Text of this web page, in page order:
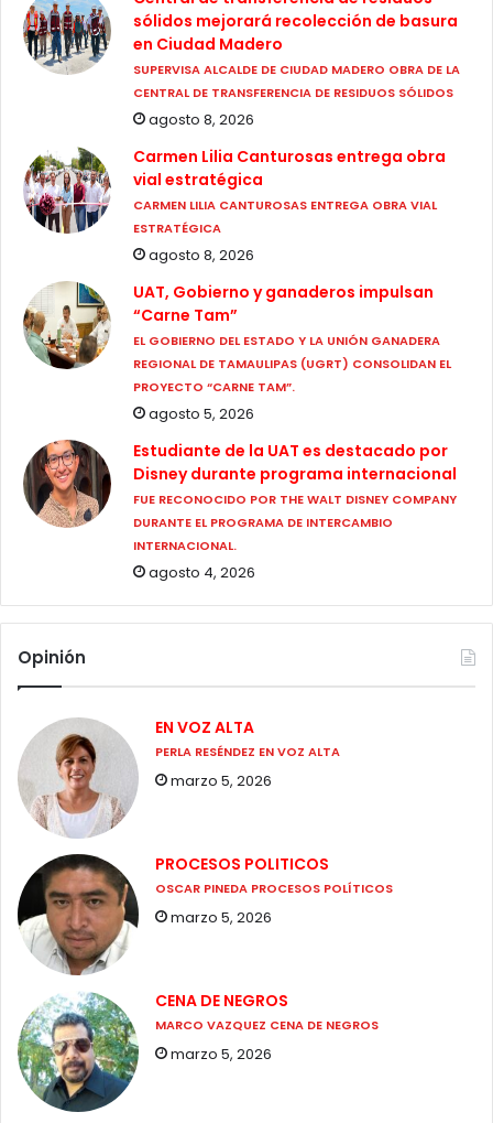
sólidos mejorará recolección de basura
en Ciudad Madero
SUPERVISA ALCALDE DE CIUDAD MADERO OBRA DE LA
CENTRAL DE TRANSFERENCIA DE RESIDUOS SÓLIDOS
agosto 8, 2026
Carmen Lilia Canturosas entrega obra
vial estratégica
CARMEN LILIA CANTUROSAS ENTREGA OBRA VIAL
ESTRATÉGICA
agosto 8, 2026
UAT, Gobierno y ganaderos impulsan
“Carne Tam”
EL GOBIERNO DEL ESTADO Y LA UNIÓN GANADERA
REGIONAL DE TAMAULIPAS (UGRT) CONSOLIDAN EL
PROYECTO “CARNE TAM”.
agosto 5, 2026
Estudiante de la UAT es destacado por
Disney durante programa internacional
FUE RECONOCIDO POR THE WALT DISNEY COMPANY
DURANTE EL PROGRAMA DE INTERCAMBIO
INTERNACIONAL.
agosto 4, 2026
Opinión
EN VOZ ALTA
PERLA RESÉNDEZ EN VOZ ALTA
marzo 5, 2026
PROCESOS POLITICOS
OSCAR PINEDA PROCESOS POLÍTICOS
marzo 5, 2026
CENA DE NEGROS
MARCO VAZQUEZ CENA DE NEGROS
marzo 5, 2026